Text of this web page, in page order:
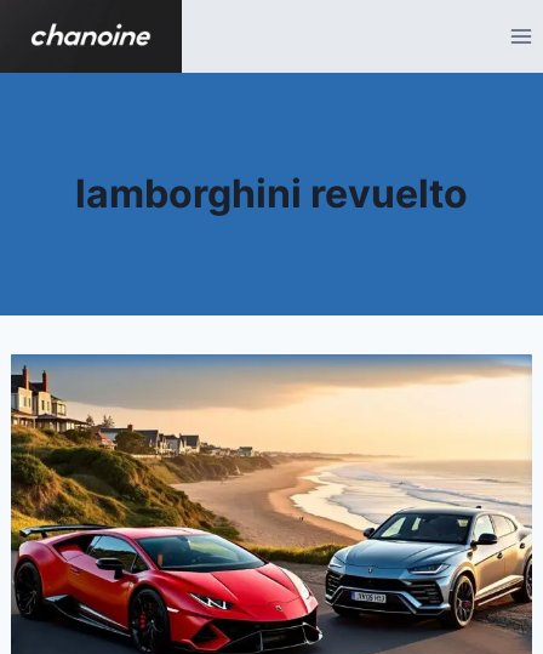
contenu
lamborghini revuelto